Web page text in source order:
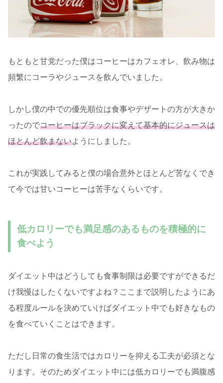
もともと甘党だった僕はコーヒーはカフェオレ、飲み物は
頻繁にコーラやジュースを飲んでいました。
しかし僕の中での優先順位は食事やデザートの方が大きか
ったのでコーヒーはブラックに変えて基本的にジュースは
ほとんど飲まないようにしました。
これが実践してみると僕の場合意外とほとんど苦なくでき
て今では甘いコーヒーは苦手なくらいです。
低カロリーでも満足感のあるものを積極的に
食べよう
ダイエット中はどうしても食事制限は必要ですができるだ
け我慢はしたくないですよね？ここまで説明したようにあ
る程度ルールを決めていけばダイエット中でも好きなもの
を食べていくことはできます。
ただし日常の食生活ではカロリーを抑える工夫が必須とな
ります。そのためダイエット中には低カロリーでも満腹感